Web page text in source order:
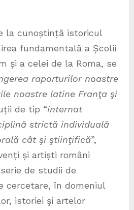
la cunoștință istoricul
fundamentală a Școlii
și a celei de la Roma, se
raporturilor noastre
noastre latine Franţa şi
de tip “internat
strictă individuală
cât şi ştiinţifică”,
și artiști români
de studii de
cercetare, în domeniul
istoriei şi artelor